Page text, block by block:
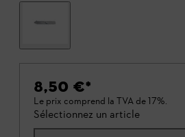
8,50 €*
Le prix comprend la TVA de 17%.
Sélectionnez un article